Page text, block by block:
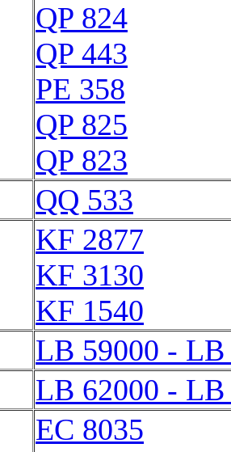
QP 824
QP 443
PE 358
QP 825
QP 823
QQ 533
KF 2877
KF 3130
KF 1540
LB 59000 - LB
LB 62000 - LB
EC 8035